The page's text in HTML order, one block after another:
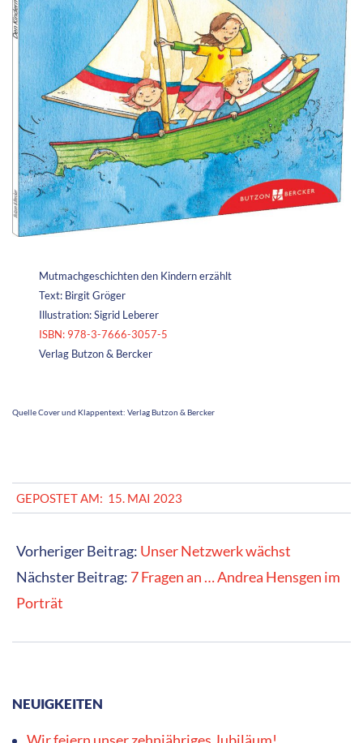
Mutmachgeschichten den Kindern erzählt
Text: Birgit Gröger
Illustration: Sigrid Leberer
ISBN: 978-3-7666-3057-5
Verlag Butzon & Bercker
Quelle Cover und Klappentext: Verlag Butzon & Bercker
2023-
15
GEPOSTET AM: 15. MAI 2023
Vorheriger Beitrag: Unser Netzwerk wächst
Nächster Beitrag: 7 Fragen an … Andrea Hensgen im
Porträt
NEUIGKEITEN